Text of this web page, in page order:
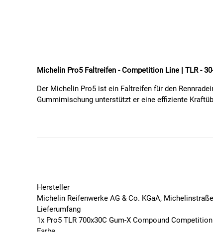
Michelin Pro5 Faltreifen - Competition Line | TLR -
Der Michelin Pro5 ist ein Faltreifen für den
Gummimischung unterstützt er eine effiziente
Die überarbeitete Architektur verbessert laut
gesamte Reifenkarkasse schützt und sowohl
Bead-to-Bead Shield-Technologie
Optimierte Luftdichtigkeit
Verbesserte Montagefreundlichkeit
Hersteller
Michelin Reifenwerke AG & Co. KGaA,
Lieferumfang
1x Pro5 TLR 700x30C Gum-X Compound
Farbe